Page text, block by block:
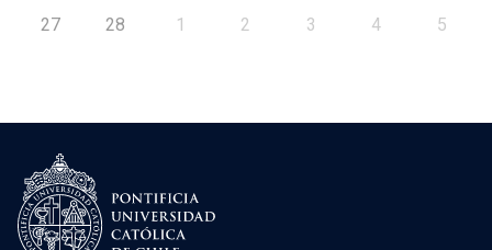
27 28 1 2 3 4 5